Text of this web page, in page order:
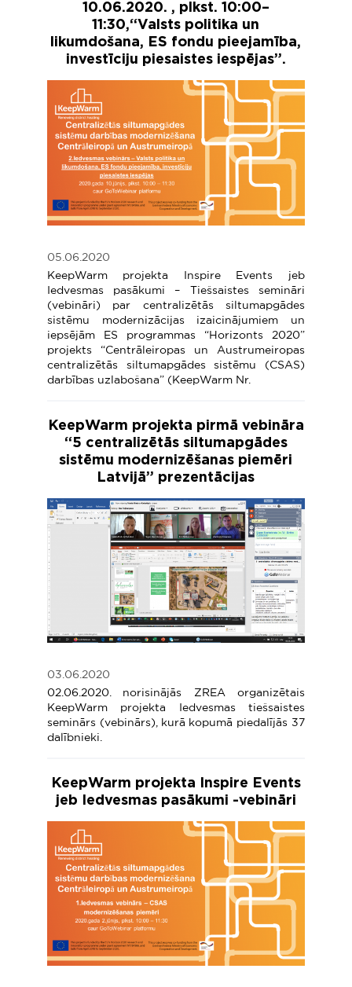
10.06.2020. , plkst. 10:00–
11:30,“Valsts politika un
likumdošana, ES fondu pieejamība,
investīciju piesaistes iespējas”.
05.06.2020
KeepWarm projekta Inspire Events jeb
Iedvesmas pasākumi – Tiešsaistes semināri
(vebināri) par centralizētās siltumapgādes
sistēmu modernizācijas izaicinājumiem un
iepsējām ES programmas “Horizonts 2020”
projekts “Centrāleiropas un Austrumeiropas
centralizētās siltumapgādes sistēmu (CSAS)
darbības uzlabošana” (KeepWarm Nr.
KeepWarm projekta pirmā vebināra
“5 centralizētās siltumapgādes
sistēmu modernizēšanas piemēri
Latvijā” prezentācijas
03.06.2020
02.06.2020. norisinājās ZREA organizētais
KeepWarm projekta Iedvesmas tiešsaistes
seminārs (vebinārs), kurā kopumā piedalījās 37
dalībnieki.
KeepWarm projekta Inspire Events
jeb Iedvesmas pasākumi -vebināri